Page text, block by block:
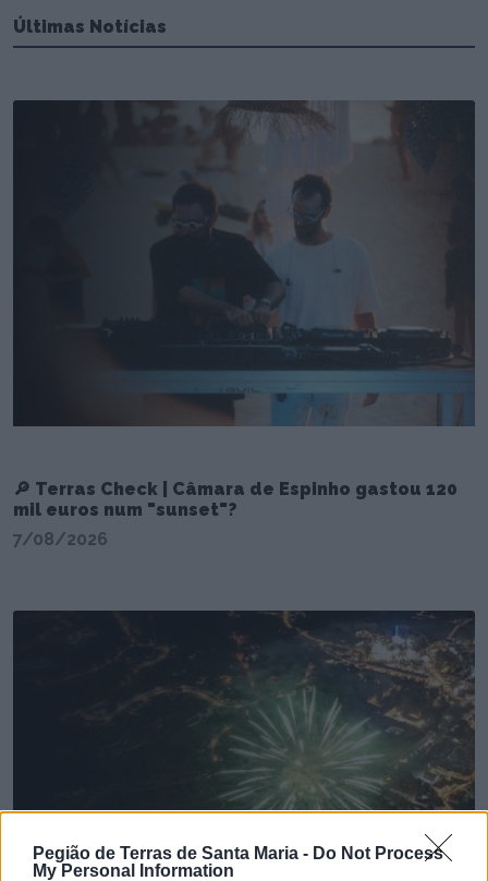
Pegião de Terras de Santa Maria - Do Not Process
My Personal Information
Últimas Notícias
🔎 Terras Check | Câmara de Espinho gastou 120
mil euros num "sunset"?
7/08/2026